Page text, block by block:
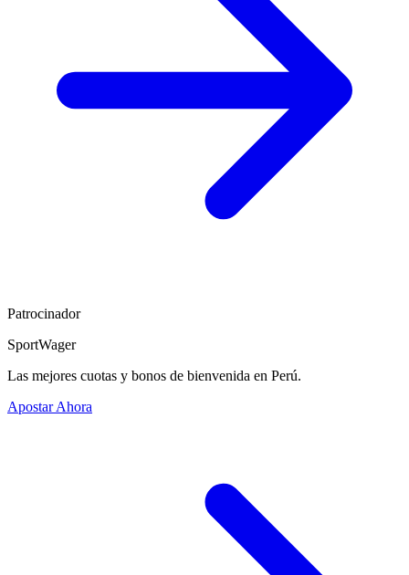
Patrocinador
SportWager
Las mejores cuotas y bonos de bienvenida en Perú.
Apostar Ahora